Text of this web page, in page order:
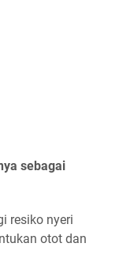
sebagai
resiko nyeri
otot dan